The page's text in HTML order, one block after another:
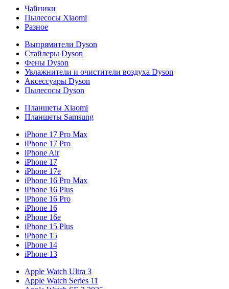
Чайники
Пылесосы Xiaomi
Разное
Выпрямители Dyson
Стайлеры Dyson
Фены Dyson
Увлажнители и очистители воздуха Dyson
Аксессуары Dyson
Пылесосы Dyson
Планшеты Xiaomi
Планшеты Samsung
iPhone 17 Pro Max
iPhone 17 Pro
iPhone Air
iPhone 17
iPhone 17e
iPhone 16 Pro Max
iPhone 16 Plus
iPhone 16 Pro
iPhone 16
iPhone 16e
iPhone 15 Plus
iPhone 15
iPhone 14
iPhone 13
Apple Watch Ultra 3
Apple Watch Series 11